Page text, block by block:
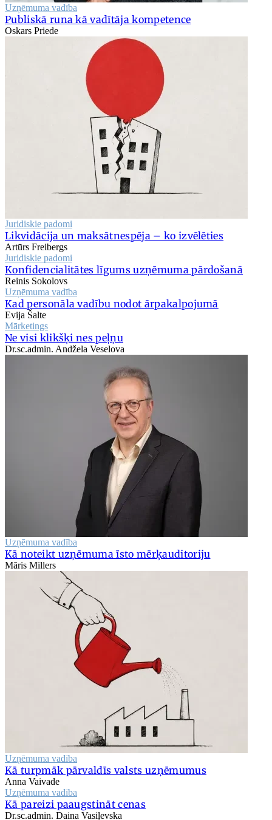
Uzņēmuma vadība
Publiskā runa kā vadītāja kompetence
Oskars Priede
Juridiskie padomi
Likvidācija un maksātnespēja – ko izvēlēties
Artūrs Freibergs
Juridiskie padomi
Konfidencialitātes līgums uzņēmuma pārdošanā
Reinis Sokolovs
Uzņēmuma vadība
Kad personāla vadību nodot ārpakalpojumā
Evija Šalte
Mārketings
Ne visi klikšķi nes peļņu
Dr.sc.admin. Andžela Veselova
Uzņēmuma vadība
Kā noteikt uzņēmuma īsto mērķauditoriju
Māris Millers
Uzņēmuma vadība
Kā turpmāk pārvaldīs valsts uzņēmumus
Anna Vaivade
Uzņēmuma vadība
Kā pareizi paaugstināt cenas
Dr.sc.admin. Daina Vasiļevska